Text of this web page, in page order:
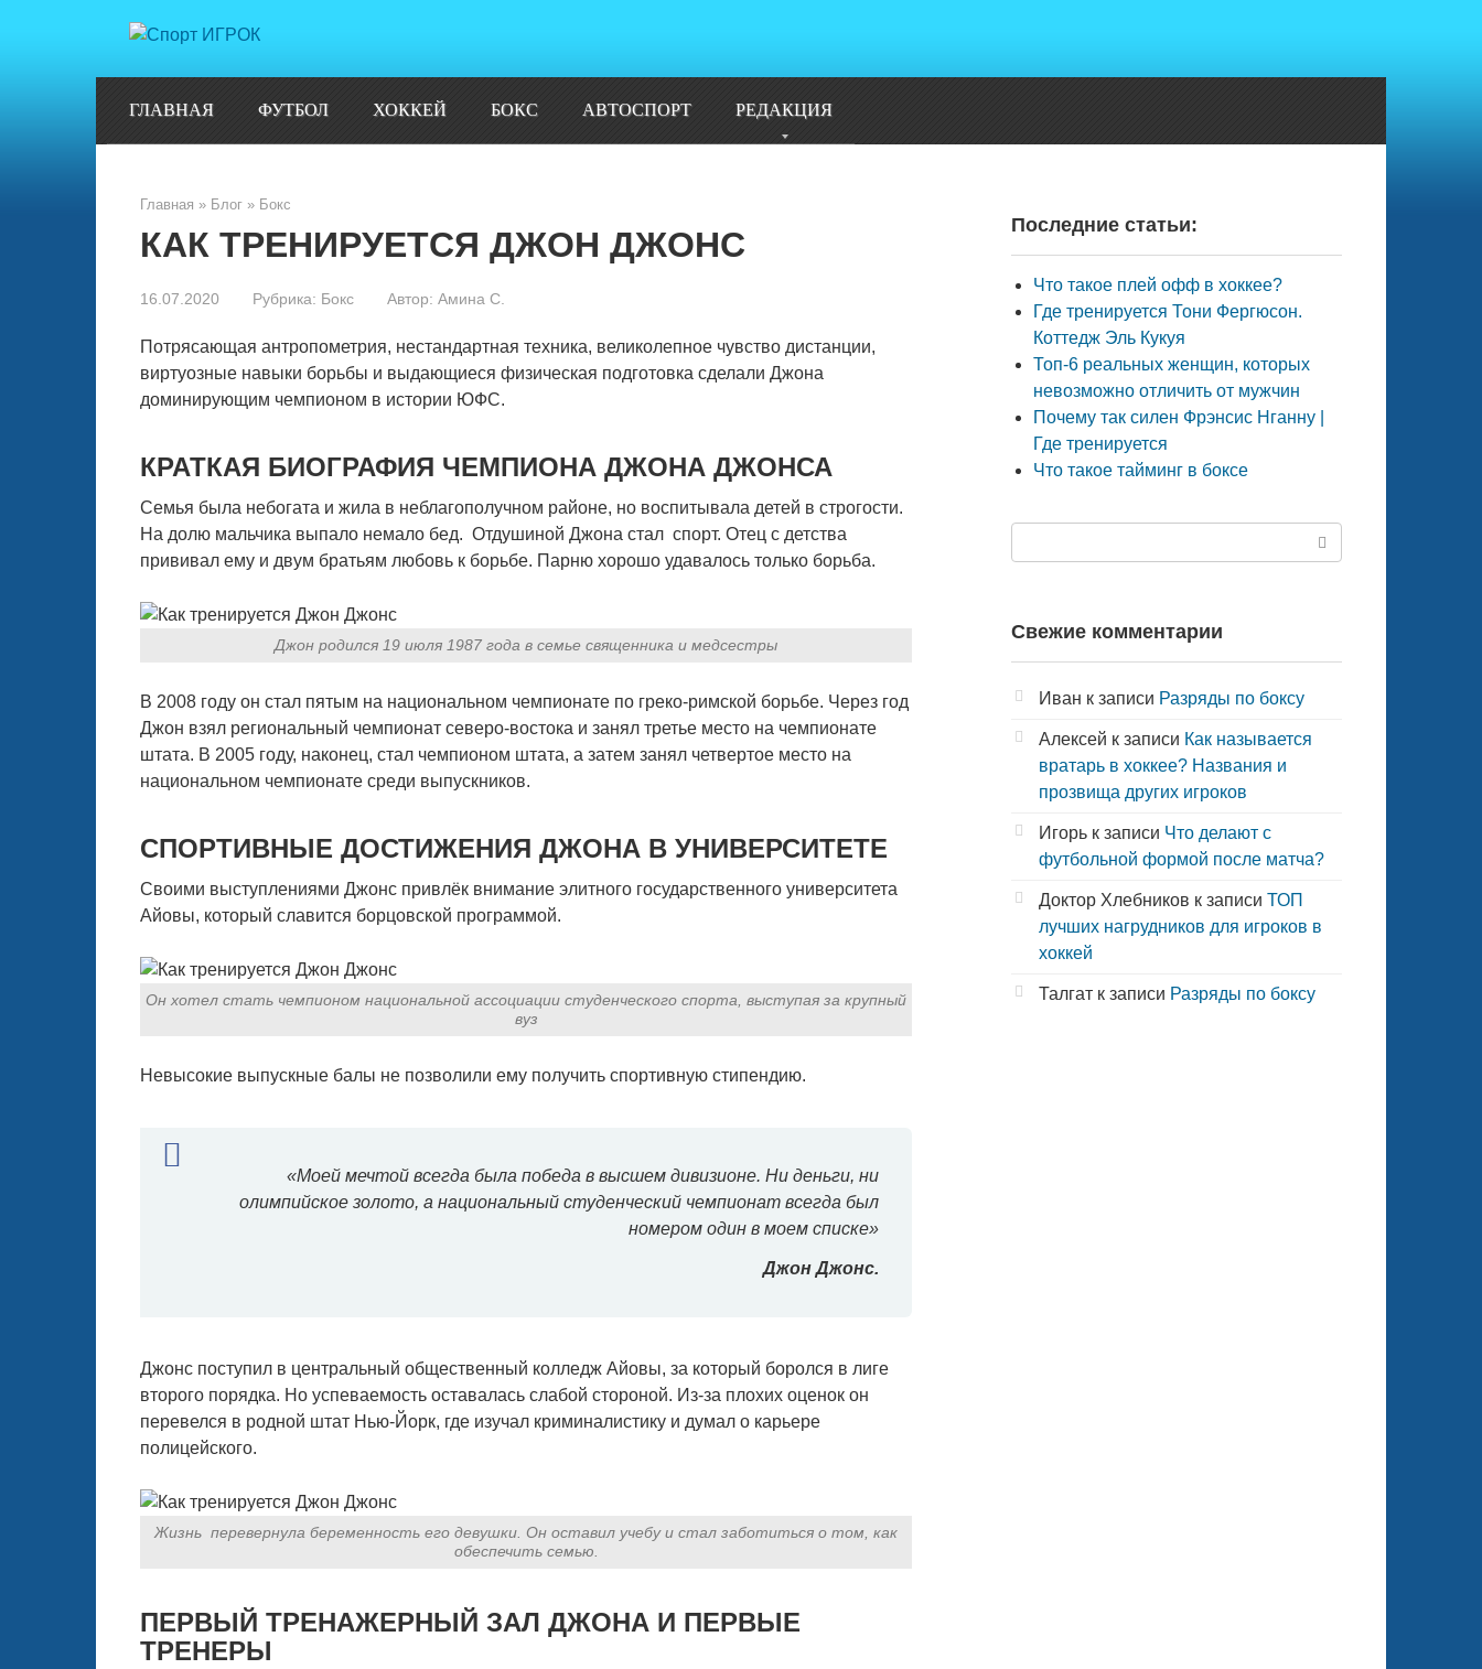
ГЛАВНАЯ ФУТБОЛ ХОККЕЙ БОКС АВТОСПОРТ РЕДАКЦИЯ
Главная » Блог » Бокс
КАК ТРЕНИРУЕТСЯ ДЖОН ДЖОНС
16.07.2020 Рубрика: Бокс Автор: Амина С.
Потрясающая антропометрия, нестандартная техника, великолепное чувство дистанции,
виртуозные навыки борьбы и выдающиеся физическая подготовка сделали Джона
доминирующим чемпионом в истории ЮФС.
КРАТКАЯ БИОГРАФИЯ ЧЕМПИОНА ДЖОНА ДЖОНСА
Семья была небогата и жила в неблагополучном районе, но воспитывала детей в строгости.
На долю мальчика выпало немало бед. Отдушиной Джона стал спорт. Отец с детства
прививал ему и двум братьям любовь к борьбе. Парню хорошо удавалось только борьба.
Джон родился 19 июля 1987 года в семье священника и медсестры
В 2008 году он стал пятым на национальном чемпионате по греко-римской борьбе. Через год
Джон взял региональный чемпионат северо-востока и занял третье место на чемпионате
штата. В 2005 году, наконец, стал чемпионом штата, а затем занял четвертое место на
национальном чемпионате среди выпускников.
СПОРТИВНЫЕ ДОСТИЖЕНИЯ ДЖОНА В УНИВЕРСИТЕТЕ
Своими выступлениями Джонс привлёк внимание элитного государственного университета
Айовы, который славится борцовской программой.
Он хотел стать чемпионом национальной ассоциации студенческого спорта, выступая за крупный
вуз
Невысокие выпускные балы не позволили ему получить спортивную стипендию.
«Моей мечтой всегда была победа в высшем дивизионе. Ни деньги, ни
олимпийское золото, а национальный студенческий чемпионат всегда был
номером один в моем списке»
Джон Джонс.
Джонс поступил в центральный общественный колледж Айовы, за который боролся в лиге
второго порядка. Но успеваемость оставалась слабой стороной. Из-за плохих оценок он
перевелся в родной штат Нью-Йорк, где изучал криминалистику и думал о карьере
полицейского.
Жизнь перевернула беременность его девушки. Он оставил учебу и стал заботиться о том, как
обеспечить семью.
ПЕРВЫЙ ТРЕНАЖЕРНЫЙ ЗАЛ ДЖОНА И ПЕРВЫЕ
ТРЕНЕРЫ
Последние статьи:
Что такое плей офф в хоккее?
Где тренируется Тони Фергюсон.
Коттедж Эль Кукуя
Топ-6 реальных женщин, которых
невозможно отличить от мужчин
Почему так силен Фрэнсис Нганну |
Где тренируется
Что такое тайминг в боксе
Свежие комментарии
Иван к записи Разряды по боксу
Алексей к записи Как называется
вратарь в хоккее? Названия и
прозвища других игроков
Игорь к записи Что делают с
футбольной формой после матча?
Доктор Хлебников к записи ТОП
лучших нагрудников для игроков в
хоккей
Талгат к записи Разряды по боксу